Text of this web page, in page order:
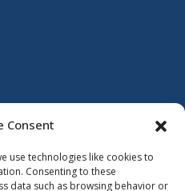
Consent
use technologies like cookies to
Consenting to these
data such as browsing behavior or